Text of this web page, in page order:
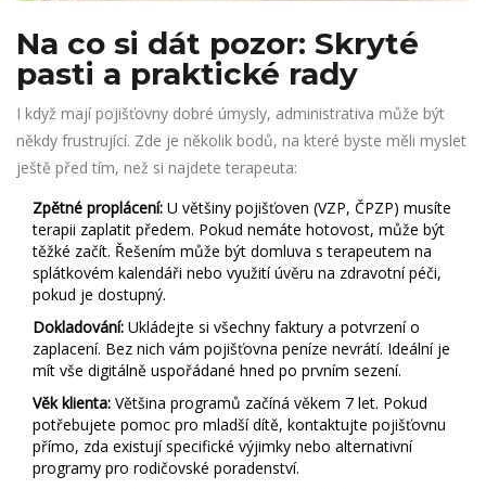
Na co si dát pozor: Skryté
pasti a praktické rady
I když mají pojišťovny dobré úmysly, administrativa může být
někdy frustrující. Zde je několik bodů, na které byste měli myslet
ještě před tím, než si najdete terapeuta:
Zpětné proplácení: U většiny pojišťoven (VZP, ČPZP) musíte
terapii zaplatit předem. Pokud nemáte hotovost, může být
těžké začít. Řešením může být domluva s terapeutem na
splátkovém kalendáři nebo využití úvěru na zdravotní péči,
pokud je dostupný.
Dokladování: Ukládejte si všechny faktury a potvrzení o
zaplacení. Bez nich vám pojišťovna peníze nevrátí. Ideální je
mít vše digitálně uspořádané hned po prvním sezení.
Věk klienta: Většina programů začíná věkem 7 let. Pokud
potřebujete pomoc pro mladší dítě, kontaktujte pojišťovnu
přímo, zda existují specifické výjimky nebo alternativní
programy pro rodičovské poradenství.